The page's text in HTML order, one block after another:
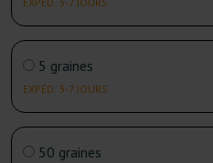
5 graines
EXPÉD. 3-7 JOURS
50 graines